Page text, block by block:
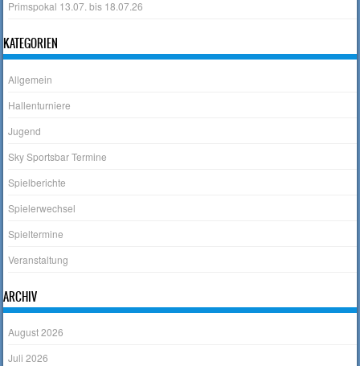
Primspokal 13.07. bis 18.07.26
KATEGORIEN
Allgemein
Hallenturniere
Jugend
Sky Sportsbar Termine
Spielberichte
Spielerwechsel
Spieltermine
Veranstaltung
ARCHIV
August 2026
Juli 2026